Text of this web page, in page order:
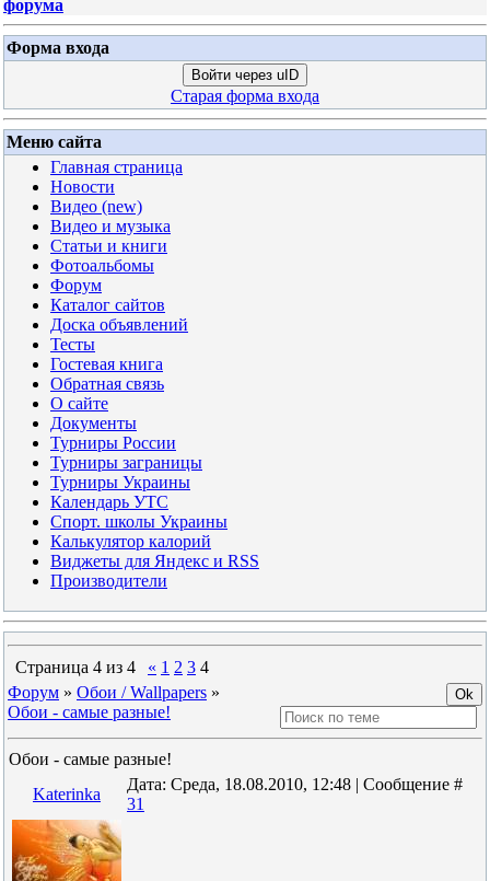
форума
Форма входа
Войти через uID
Старая форма входа
Меню сайта
Главная страница
Новости
Видео (new)
Видео и музыка
Статьи и книги
Фотоальбомы
Форум
Каталог сайтов
Доска объявлений
Тесты
Гостевая книга
Обратная связь
О сайте
Документы
Турниры России
Турниры заграницы
Турниры Украины
Календарь УТС
Спорт. школы Украины
Калькулятор калорий
Виджеты для Яндекс и RSS
Производители
Страница 4 из 4 « 1 2 3 4
Форум » Обои / Wallpapers »
Обои - самые разные!
Обои - самые разные!
Katerinka
Дата: Среда, 18.08.2010, 12:48 | Сообщение #
31